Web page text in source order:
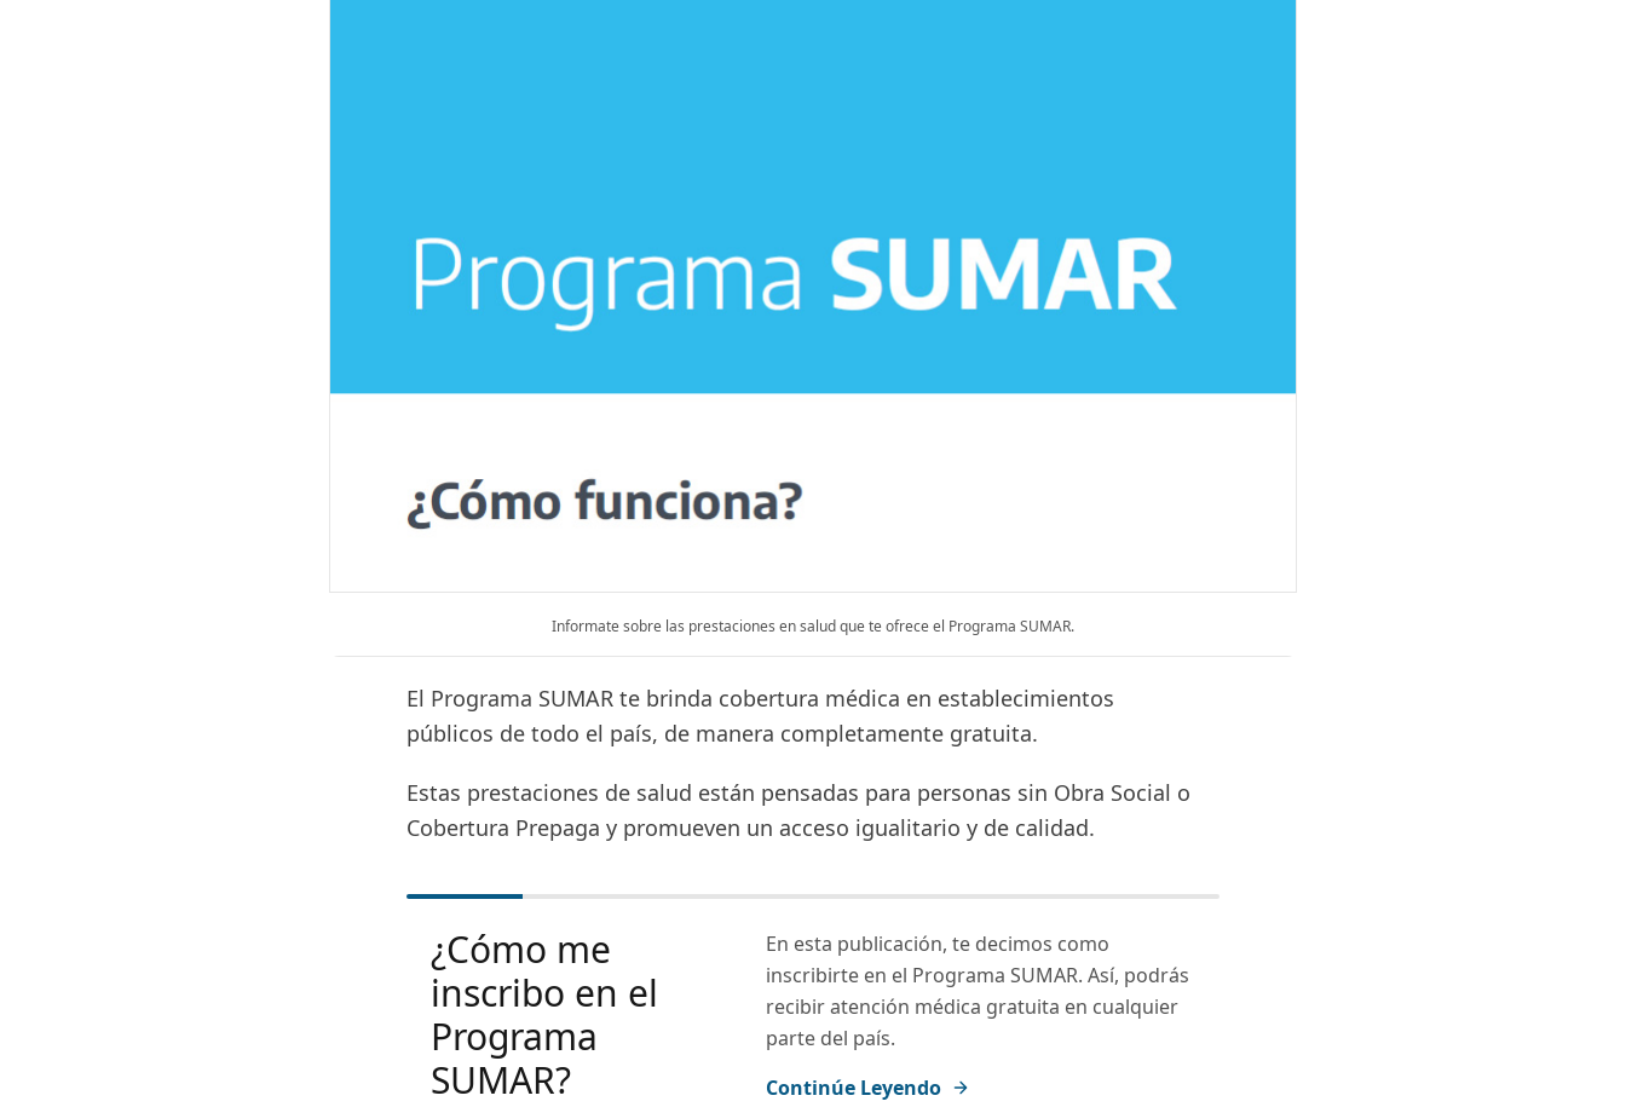
Informate sobre las prestaciones en salud que te ofrece el Programa SUMAR.
El Programa SUMAR te brinda cobertura médica en establecimientos
públicos de todo el país, de manera completamente gratuita.
Estas prestaciones de salud están pensadas para personas sin Obra Social o
Cobertura Prepaga y promueven un acceso igualitario y de calidad.
¿Cómo me
inscribo en el
Programa
SUMAR?
En esta publicación, te decimos como
inscribirte en el Programa SUMAR. Así, podrás
recibir atención médica gratuita en cualquier
parte del país.
Continúe Leyendo